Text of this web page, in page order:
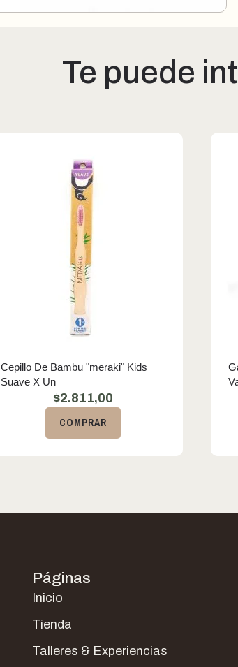
Te puede
Cepillo De Bambu "meraki" Kids
Suave X Un
$2.811,00
COMPRAR
Páginas
Inicio
Tienda
Talleres & Experiencias